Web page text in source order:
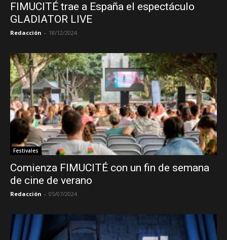
FIMUCITÉ trae a España el espectáculo
GLADIATOR LIVE
Redacción - 18/12/2024
Festivales
Comienza FIMUCITÉ con un fin de semana
de cine de verano
Redacción - 05/07/2024